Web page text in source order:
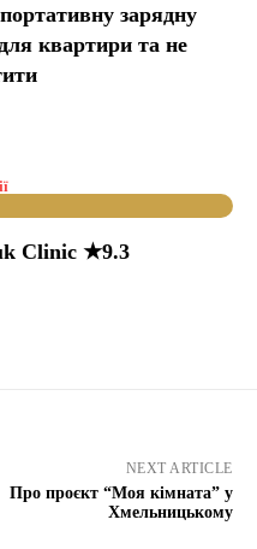
зарядну
квартири та не
Clinic ★9.3
NEXT ARTICLE
Про проєкт “Моя кімната” у
Хмельницькому